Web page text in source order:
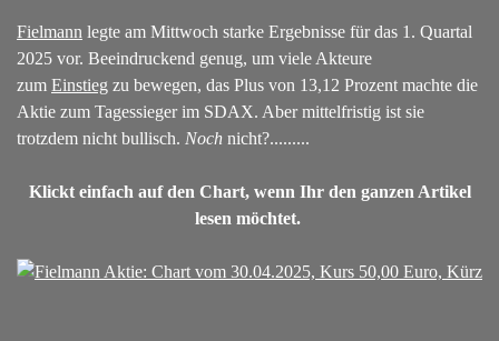
Fielmann legte am Mittwoch starke Ergebnisse für das 1. Quartal
2025 vor. Beeindruckend genug, um viele Akteure
zum Einstieg zu bewegen, das Plus von 13,12 Prozent machte die
Aktie zum Tagessieger im SDAX. Aber mittelfristig ist sie
trotzdem nicht bullisch. Noch nicht?.........
Klickt einfach auf den Chart, wenn Ihr den ganzen Artikel
lesen möchtet.